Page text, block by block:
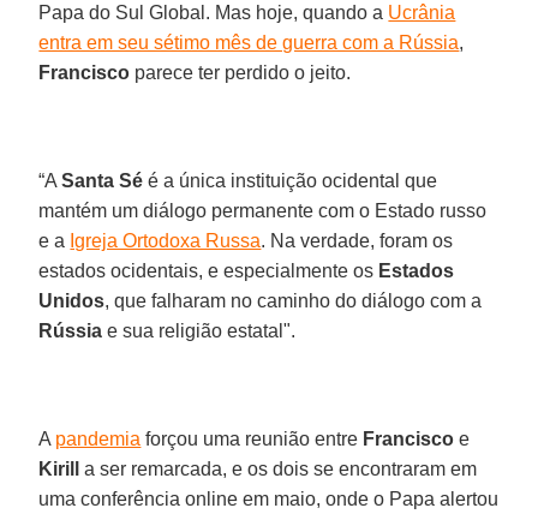
Papa do Sul Global. Mas hoje, quando a Ucrânia
entra em seu sétimo mês de guerra com a Rússia,
Francisco parece ter perdido o jeito.
“ASanta Sé é a única instituição ocidental que
mantém um diálogo permanente com o Estado russo
e a Igreja Ortodoxa Russa. Na verdade, foram os
estados ocidentais, e especialmente os Estados
Unidos, que falharam no caminho do diálogo com a
Rússia e sua religião estatal".
A pandemia forçou uma reunião entre Francisco e
Kirill
a ser remarcada, e os dois se encontraram em
uma conferência online em maio, onde o Papa alertou